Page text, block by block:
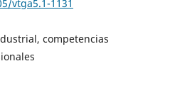
vtga5.1-1131
competencias